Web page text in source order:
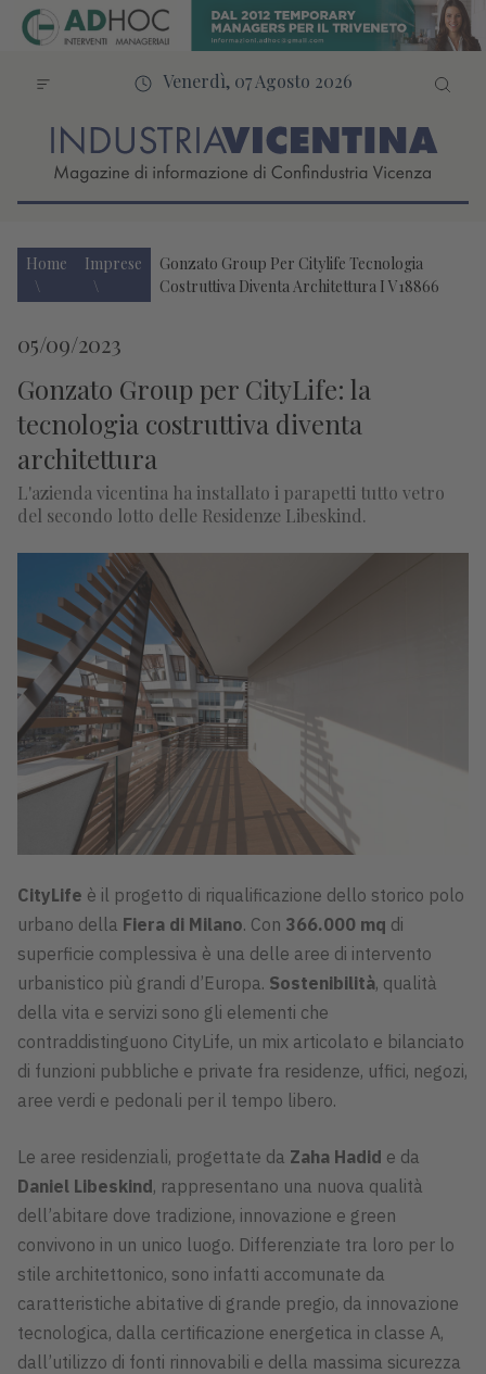
Venerdì, 07 Agosto 2026
Home Imprese
Gonzato Group Per Citylife Tecnologia
Costruttiva Diventa Architettura I V18866
05/09/2023
Gonzato Group per CityLife: la
tecnologia costruttiva diventa
architettura
L'azienda vicentina ha installato i parapetti tutto vetro
del secondo lotto delle Residenze Libeskind.
CityLife è il progetto di riqualificazione dello storico polo
urbano della Fiera di Milano. Con 366.000 mq di
superficie complessiva è una delle aree di intervento
urbanistico più grandi d’Europa. Sostenibilità, qualità
della vita e servizi sono gli elementi che
contraddistinguono CityLife, un mix articolato e bilanciato
di funzioni pubbliche e private fra residenze, uffici, negozi,
aree verdi e pedonali per il tempo libero.
Le aree residenziali, progettate da Zaha Hadid e da
Daniel Libeskind, rappresentano una nuova qualità
dell’abitare dove tradizione, innovazione e green
convivono in un unico luogo. Differenziate tra loro per lo
stile architettonico, sono infatti accomunate da
caratteristiche abitative di grande pregio, da innovazione
tecnologica, dalla certificazione energetica in classe A,
dall’utilizzo di fonti rinnovabili e della massima sicurezza